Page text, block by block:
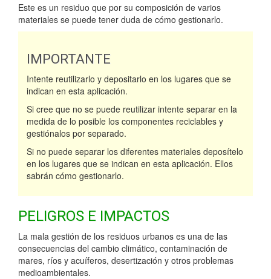
Este es un residuo que por su composición de varios
materiales se puede tener duda de cómo gestionarlo.
IMPORTANTE
Intente reutilizarlo y depositarlo en los lugares que se
indican en esta aplicación.
Si cree que no se puede reutilizar intente separar en la
medida de lo posible los componentes reciclables y
gestiónalos por separado.
Si no puede separar los diferentes materiales deposítelo
en los lugares que se indican en esta aplicación. Ellos
sabrán cómo gestionarlo.
PELIGROS E IMPACTOS
La mala gestión de los residuos urbanos es una de las
consecuencias del cambio climático, contaminación de
mares, ríos y acuíferos, desertización y otros problemas
medioambientales.